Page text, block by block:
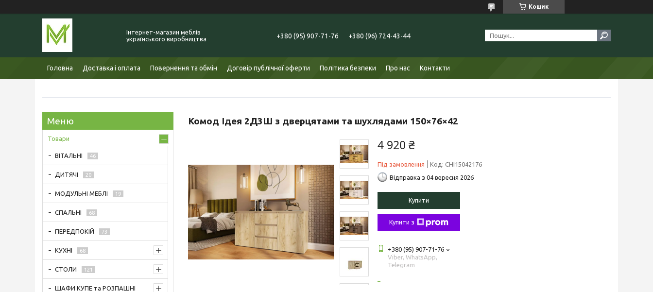
Кошик
Інтернет-магазин меблів
українського виробництва
+380 (95) 907-71-76 +380 (96) 724-43-44
Головна Доставка і оплата Повернення та обмін Договір публічної оферти Політика безпеки Про нас Контакти
Комод Ідея 2Д3Ш з дверцятами та шухлядами 150×76×42
4 920 ₴
Під замовлення Код: CHI15042176
Відправка з 04 вересня 2026
Купити
Купити з
+380 (95) 907-71-76
Viber, WhatsApp,
Telegram
Товари
ВІТАЛЬНІ 46
ДИТЯЧІ 20
МОДУЛЬНІ МЕБЛІ 19
СПАЛЬНІ 68
ПЕРЕДПОКІЙ 73
КУХНІ 68
СТОЛИ 121
ШАФИ КУПЕ та РОЗПАШНІ